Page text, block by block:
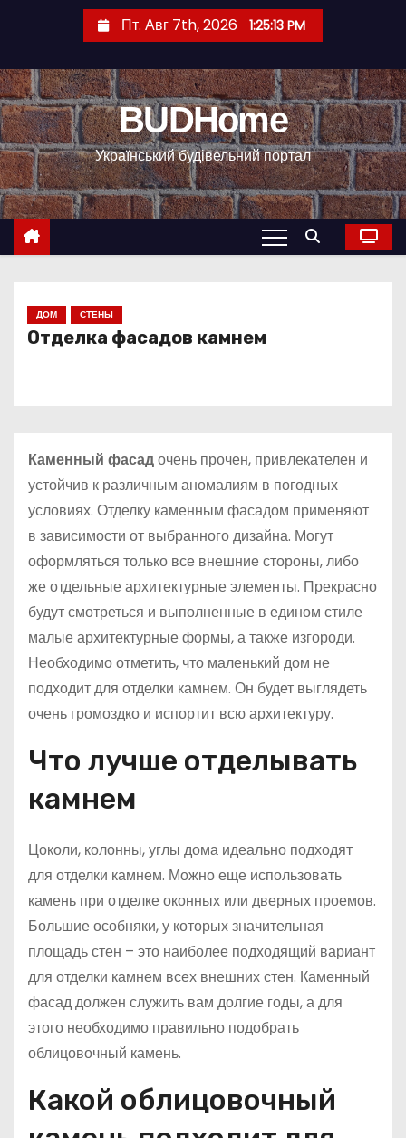
е
й
т
и
к
с
Пт. Авг 7th, 2026 1:25:13 PM
BUDHome
Український будівельний портал
ДОМ СТЕНЫ
Отделка фасадов камнем
Каменный фасадочень прочен, привлекателен и
устойчив к различным аномалиям в погодных
условиях. Отделку каменным фасадом применяют
в зависимости от выбранного дизайна. Могут
оформляться только все внешние стороны, либо
же отдельные архитектурные элементы. Прекрасно
будут смотреться и выполненные в едином стиле
малые архитектурные формы, а также изгороди.
Необходимо отметить, что маленький дом не
подходит для отделки камнем. Он будет выглядеть
очень громоздко и испортит всю архитектуру.
Что лучше отделывать
камнем
Цоколи, колонны, углы дома идеально подходят
для отделки камнем. Можно еще использовать
камень при отделке оконных или дверных проемов.
Большие особняки, у которых значительная
площадь стен – это наиболее подходящий вариант
для отделки камнем всех внешних стен. Каменный
фасад должен служить вам долгие годы, а для
этого необходимо правильно подобрать
облицовочный камень.
Какой облицовочный